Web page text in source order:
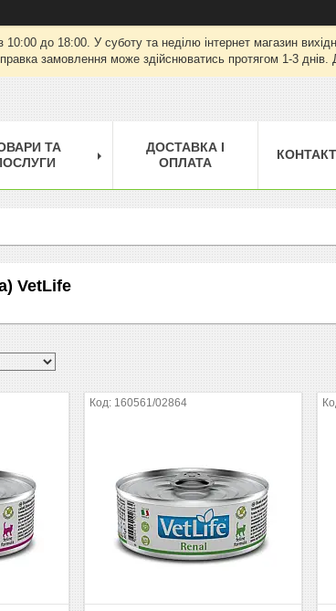
10:00 до 18:00. У суботу та неділю інтернет магазин
замовлення може здійснюватись протягом 1-3 днів.
ТА
ДОСТАВКА І
ОПЛАТА
VetLife
160561/02864